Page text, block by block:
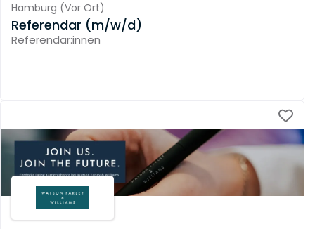
Hamburg (Vor Ort)
Referendar (m/w/d)
Referendar:innen